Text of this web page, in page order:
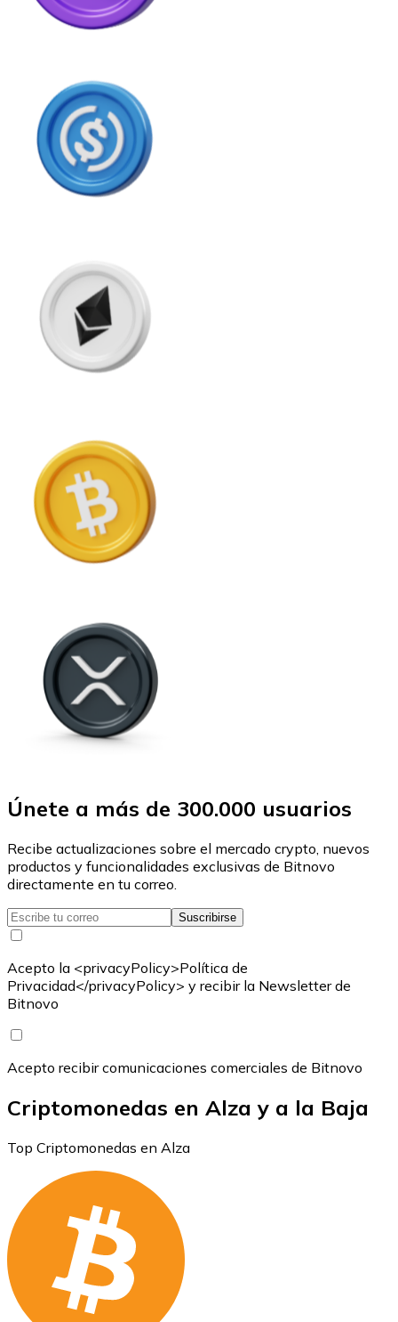
Únete a más de 300.000 usuarios
Recibe actualizaciones sobre el mercado crypto, nuevos
productos y funcionalidades exclusivas de Bitnovo
directamente en tu correo.
Suscribirse
Acepto la <privacyPolicy>Política de
Privacidad</privacyPolicy> y recibir la Newsletter de
Bitnovo
Acepto recibir comunicaciones comerciales de Bitnovo
Criptomonedas en Alza y a la Baja
Top Criptomonedas en Alza